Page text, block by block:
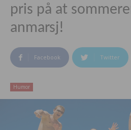
pris på at
anmarsj!
Facebook Twitter
Humor